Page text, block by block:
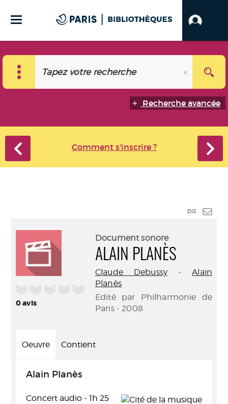
Recherche avancée
Comment s'inscrire ?
Lien
0avis
Document sonore
ALAIN PLANÈS
Claude Debussy -Alain
Planès
Edité par Philharmonie de
Paris - 2008
Oeuvre Contient
Alain Planès
Concert audio - 1h 25